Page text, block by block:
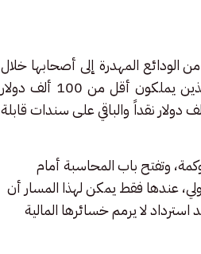
الودائع المهدرة إلى أصحابها خلال
أربع سنوات، إذ ينص مشروع “قانون الفجوة المالية” على أن 85% من المودعين الذين يملكون أقل من 100 ألف دولار
كامل ودائعهم خلال هذه المدة، في حين يحصل كبار المودعين على 100 ألف دولار نقداً والباقي على سندات قابلة
وتفتح باب المحاسبة أمام
عندها فقط يمكن لهذا المسار أن
لا يرمم خسائرها المالية